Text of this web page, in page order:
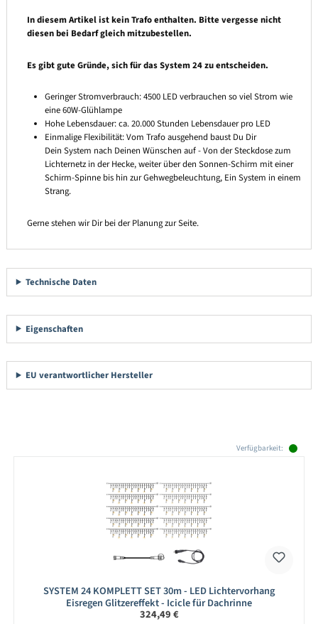
In diesem Artikel ist kein Trafo enthalten. Bitte vergesse nicht
diesen bei Bedarf gleich mitzubestellen.
Es gibt gute Gründe, sich für das System 24 zu entscheiden.
Geringer Stromverbrauch: 4500 LED verbrauchen so viel Strom wie
eine 60W-Glühlampe
Hohe Lebensdauer: ca. 20.000 Stunden Lebensdauer pro LED
Einmalige Flexibilität: Vom Trafo ausgehend baust Du Dir
Dein System nach Deinen Wünschen auf - Von der Steckdose zum
Lichternetz in der Hecke, weiter über den Sonnen-Schirm mit einer
Schirm-Spinne bis hin zur Gehwegbeleuchtung, Ein System in einem
Strang.
Gerne stehen wir Dir bei der Planung zur Seite.
Technische Daten
Eigenschaften
EU verantwortlicher Hersteller
Verfügbarkeit:
SYSTEM 24 KOMPLETT SET 30m - LED Lichtervorhang
Eisregen Glitzereffekt - Icicle für Dachrinne
Regulärer Preis:
324,49 €